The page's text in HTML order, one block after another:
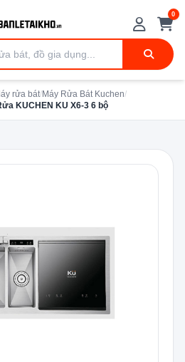
0
rửa bát/Máy Rửa Bát Kuchen/
KUCHEN KU X6-3 6 bộ